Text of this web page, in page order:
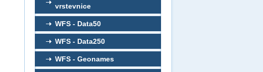
vrstevnice
WFS - Data50
WFS - Data250
WFS - Geonames